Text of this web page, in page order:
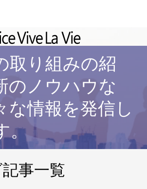
取り組みの紹
のノウハウな
な情報を発信し
。
事一覧